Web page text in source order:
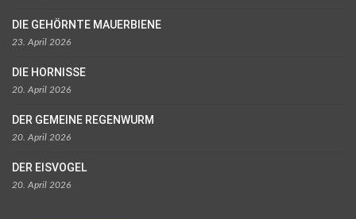
DIE GEHÖRNTE MAUERBIENE
23. April 2026
DIE HORNISSE
20. April 2026
DER GEMEINE REGENWURM
20. April 2026
DER EISVOGEL
20. April 2026